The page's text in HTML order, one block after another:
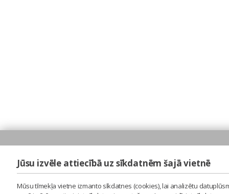
Jūsu izvēle attiecībā uz sīkdatnēm šajā vietnē
Mūsu tīmekļa vietne izmanto sīkdatnes (cookies), lai analizētu